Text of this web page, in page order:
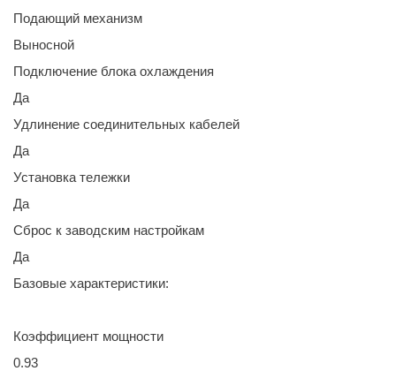
Подающий механизм
Выносной
Подключение блока охлаждения
Да
Удлинение соединительных кабелей
Да
Установка тележки
Да
Сброс к заводским настройкам
Да
Базовые характеристики:
Коэффициент мощности
0.93